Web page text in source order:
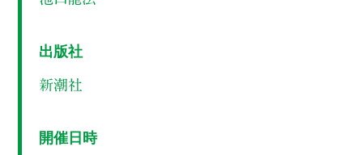
出版社
新潮社
開催日時